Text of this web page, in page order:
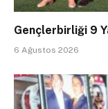
Gençlerbirliği 9
6 Ağustos 2026